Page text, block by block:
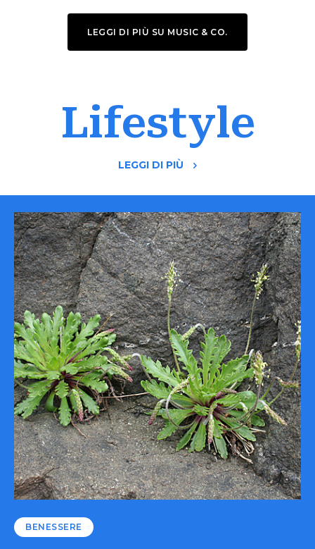
LEGGI DI PIÙ SU MUSIC & CO.
Lifestyle
LEGGI DI PIÙ
BENESSERE